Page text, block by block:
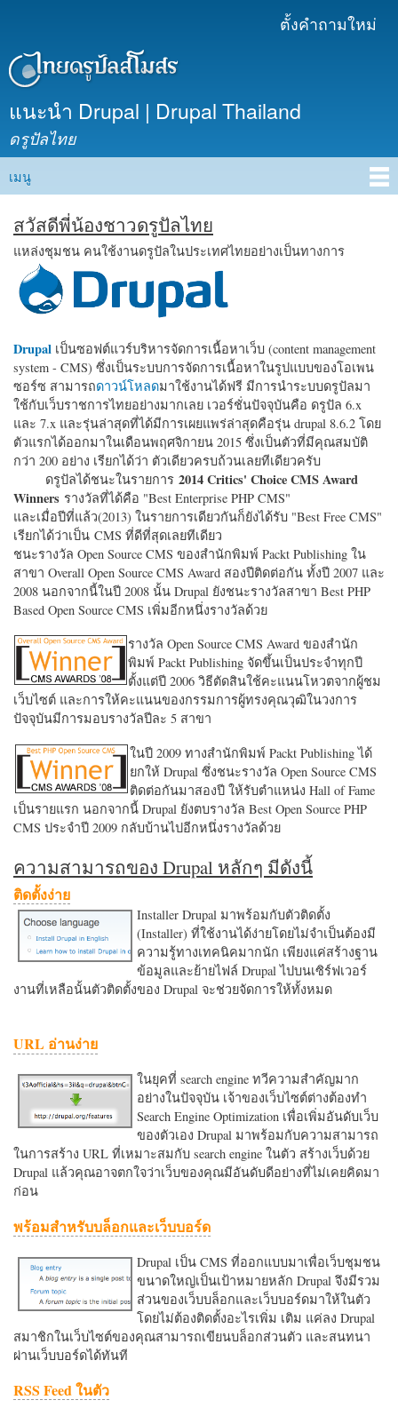
เนื้อหา
ตั้งคำถามใหม่
แนะนำ Drupal | Drupal Thailand
ดรูปัลไทย
Main menu
เมนู
สวัสดีพี่น้องชาวดรูปัลไทย
แหล่งชุมชน คนใช้งานดรูปัลในประเทศไทยอย่างเป็นทางการ
Drupal เป็นซอฟต์แวร์บริหารจัดการเนื้อหาเว็บ (content management
system - CMS) ซึ่งเป็นระบบการจัดการเนื้อหาในรูปแบบของโอเพน
ซอร์ซ สามารถดาวน์โหลดมาใช้งานได้ฟรี มีการนำระบบดรูปัลมา
ใช้กับเว็บราชการไทยอย่างมากเลย เวอร์ชั่นปัจจุบันคือ ดรูปัล 6.x
และ 7.x และรุ่นล่าสุดที่ได้มีการเผยแพร่ล่าสุดคือรุ่น drupal 8.6.2 โดย
ตัวแรกได้ออกมาในเดือนพฤศจิกายน 2015 ซึ่งเป็นตัวที่มีคุณสมบัติ
กว่า 200 อย่าง เรียกได้ว่า ตัวเดียวครบถ้วนเลยทีเดียวครับ
ดรูปัลได้ชนะในรายการ 2014 Critics' Choice CMS Award
Winners รางวัลที่ได้คือ "Best Enterprise PHP CMS"
และเมื่อปีที่แล้ว(2013) ในรายการเดียวกันก็ยังได้รับ "Best Free CMS"
เรียกได้ว่าเป็น CMS ที่ดีที่สุดเลยทีเดียว
ชนะรางวัล Open Source CMS ของสำนักพิมพ์ Packt Publishing ใน
สาขา Overall Open Source CMS Award สองปีติดต่อกัน ทั้งปี 2007 และ
2008 นอกจากนี้ในปี 2008 นั้น Drupal ยังชนะรางวัลสาขา Best PHP
Based Open Source CMS เพิ่มอีกหนึ่งรางวัลด้วย
รางวัล Open Source CMS Award ของสำนัก
พิมพ์ Packt Publishing จัดขึ้นเป็นประจำทุกปี
ตั้งแต่ปี 2006 วิธีตัดสินใช้คะแนนโหวตจากผู้ชม
เว็บไซต์ และการให้คะแนนของกรรมการผู้ทรงคุณวุฒิในวงการ
ปัจจุบันมีการมอบรางวัลปีละ 5 สาขา
ในปี 2009 ทางสำนักพิมพ์ Packt Publishing ได้
ยกให้ Drupal ซึ่งชนะรางวัล Open Source CMS
ติดต่อกันมาสองปี ให้รับตำแหน่ง Hall of Fame
เป็นรายแรก นอกจากนี้ Drupal ยังตบรางวัล Best Open Source PHP
CMS ประจำปี 2009 กลับบ้านไปอีกหนึ่งรางวัลด้วย
ความสามารถของ Drupal หลักๆ มีดังนี้
ติดตั้งง่าย
Installer Drupal มาพร้อมกับตัวติดตั้ง
(Installer) ที่ใช้งานได้ง่ายโดยไม่จำเป็นต้องมี
ความรู้ทางเทคนิคมากนัก เพียงแค่สร้างฐาน
ข้อมูลและย้ายไฟล์ Drupal ไปบนเซิร์ฟเวอร์
งานที่เหลือนั้นตัวติดตั้งของ Drupal จะช่วยจัดการให้ทั้งหมด
URL อ่านง่าย
ในยุคที่ search engine ทวีความสำคัญมาก
อย่างในปัจจุบัน เจ้าของเว็บไซต์ต่างต้องทำ
Search Engine Optimization เพื่อเพิ่มอันดับเว็บ
ของตัวเอง Drupal มาพร้อมกับความสามารถ
ในการสร้าง URL ที่เหมาะสมกับ search engine ในตัว สร้างเว็บด้วย
Drupal แล้วคุณอาจตกใจว่าเว็บของคุณมีอันดับดีอย่างที่ไม่เคยคิดมา
ก่อน
พร้อมสำหรับบล็อกและเว็บบอร์ด
Drupal เป็น CMS ที่ออกแบบมาเพื่อเว็บชุมชน
ขนาดใหญ่เป็นเป้าหมายหลัก Drupal จึงมีรวม
ส่วนของเว็บบล็อกและเว็บบอร์ดมาให้ในตัว
โดยไม่ต้องติดตั้งอะไรเพิ่ม เติม แค่ลง Drupal
สมาชิกในเว็บไซต์ของคุณสามารถเขียนบล็อกส่วนตัว และสนทนา
ผ่านเว็บบอร์ดได้ทันที
RSS Feed ในตัว